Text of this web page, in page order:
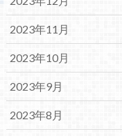
2023年11月
2023年10月
2023年9月
2023年8月